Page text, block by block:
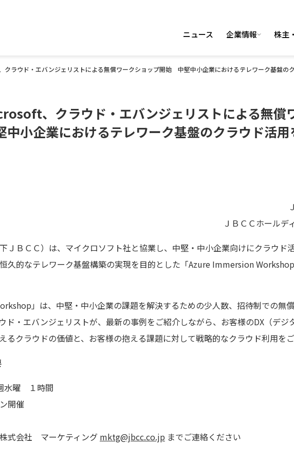
ニュース 企業情報 株主
クラウド・エバンジェリストによる無償ワークショップ開始 中堅中小企業におけるテレワーク基盤の
、クラウド・エバンジェリストによる無償
小企業におけるテレワーク基盤のクラウド活用
ＪＢＣＣホールデ
ＪＢＣＣ）は、マイクロソフト社と協業し、中堅・中小企業向けにクラウド
久的なテレワーク基盤構築の実現を目的とした「Azure Immersion
」は、中堅・中小企業の課題を解決するための少人数、招待制での無
ド・エバンジェリストが、最新の事例をご紹介しながら、お客様のDX（デジ
るクラウドの価値と、お客様の抱える課題に対して戦略的なクラウド利用をご
曜 １時間
開催
式会社 マーケティング mktg@jbcc.co.jp までご連絡ください